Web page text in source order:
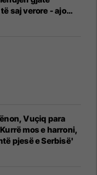
saj verore - ajo
e saj të përsosur
Vuçiq para
mos e harroni,
pjesë e Serbisë'